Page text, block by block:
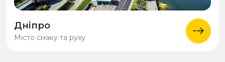
Дніпро
Місто смаку та руху